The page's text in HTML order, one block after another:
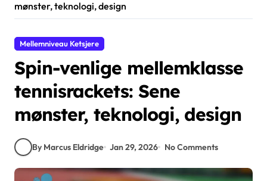
mønster, teknologi, design
Mellemniveau Ketsjere
Spin-venlige mellemklasse
tennisrackets: Sene
mønster, teknologi, design
By Marcus Eldridge Jan 29, 2026 No Comments